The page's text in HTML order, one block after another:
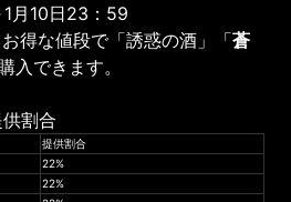
月10日23：59
得な値段で「誘惑の酒」「蒼
入できます。
割合
提供割合
22%
22%